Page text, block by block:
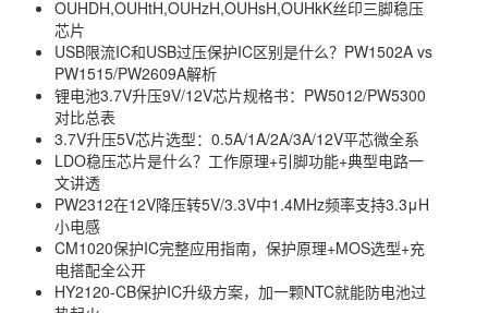
OUHDH,OUHtH,OUHzH,OUHsH,OUHkK丝印三脚稳压
芯片
USB限流IC和USB过压保护IC区别是什么？PW1502A vs
PW1515/PW2609A解析
锂电池3.7V升压9V/12V芯片规格书：PW5012/PW5300
对比总表
3.7V升压5V芯片选型：0.5A/1A/2A/3A/12V平芯微全系
LDO稳压芯片是什么？工作原理+引脚功能+典型电路一
文讲透
PW2312在12V降压转5V/3.3V中1.4MHz频率支持3.3μH
小电感
CM1020保护IC完整应用指南，保护原理+MOS选型+充
电搭配全公开
HY2120-CB保护IC升级方案，加一颗NTC就能防电池过